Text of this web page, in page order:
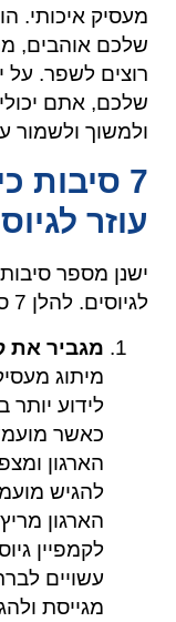
מעסיק איכותי.
שלכם אוהבים,
רוצים לשפר. על
שלכם, אתם
ולמשוך ולשמור
7 סיבות
עוזר
ישנן מספר
לגיוסים. להלן 7 סיבות עיקריות:
מגביר את
מיתוג
לידוע יותר
כאשר
הארגון
להגיש
הארגון
לקמפיין
עשויים
מגייסת